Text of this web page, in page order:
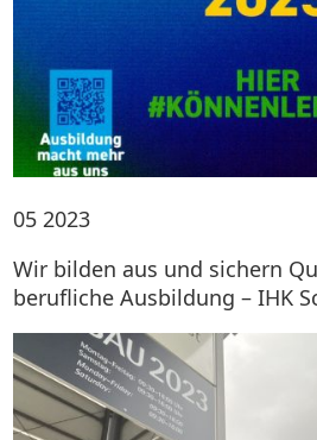
05 2023
Wir bilden aus und sichern
berufliche Ausbildung – IHK